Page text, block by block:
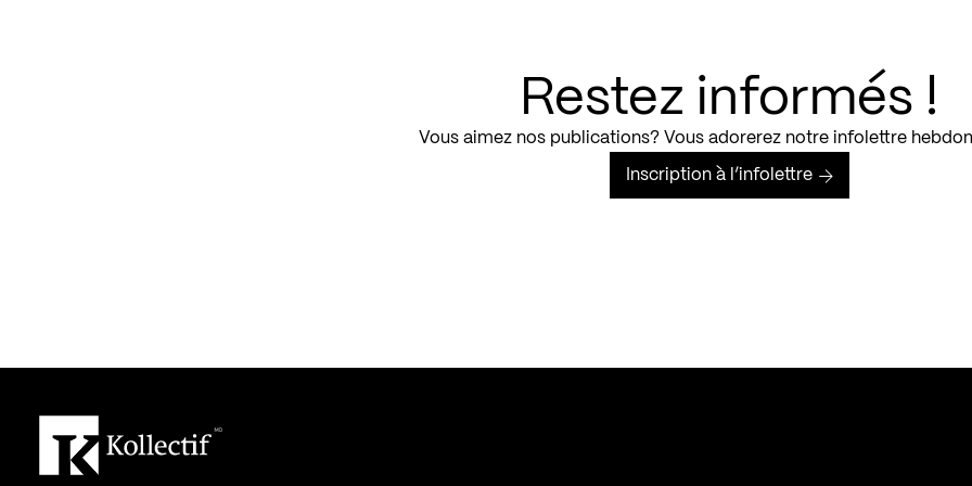
Restez informés !
Vous aimez nos publications? Vous adorerez notre infolettre
Inscription à l’infolettre